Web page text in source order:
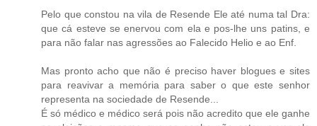
Pelo que constou na vila de Resende Ele até numa tal Dra:
que cá esteve se enervou com ela e pos-lhe uns patins, e
para não falar nas agressões ao Falecido Helio e ao Enf.
Mas pronto acho que não é preciso haver blogues e sites
para reavivar a memória para saber o que este senhor
representa na sociedade de Resende...
É só médico e médico será pois não acredito que ele ganhe